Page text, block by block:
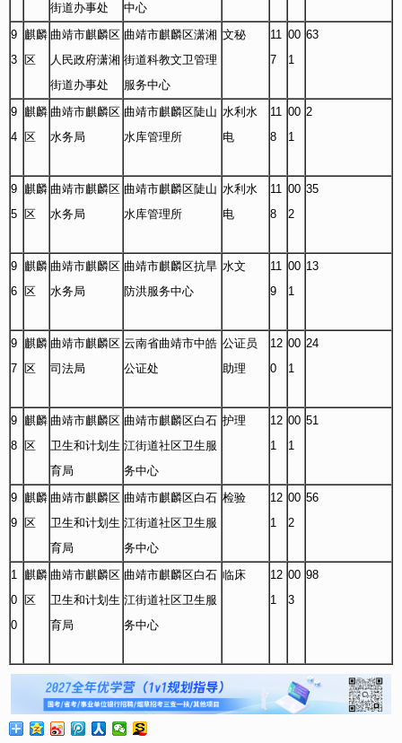
街道办事处
中心
9
3
麒麟
区
曲靖市麒麟区
人民政府潇湘
街道办事处
曲靖市麒麟区潇湘
街道科教文卫管理
服务中心
文秘
11
7
00
1
63
9
4
麒麟
区
曲靖市麒麟区
水务局
曲靖市麒麟区陡山
水库管理所
水利水
电
11
8
00
1
2
9
5
麒麟
区
曲靖市麒麟区
水务局
曲靖市麒麟区陡山
水库管理所
水利水
电
11
8
00
2
35
9
6
麒麟
区
曲靖市麒麟区
水务局
曲靖市麒麟区抗旱
防洪服务中心
水文
11
9
00
1
13
9
7
麒麟
区
曲靖市麒麟区
司法局
云南省曲靖市中皓
公证处
公证员
助理
12
0
00
1
24
9
8
麒麟
区
曲靖市麒麟区
卫生和计划生
育局
曲靖市麒麟区白石
江街道社区卫生服
务中心
护理
12
1
00
1
51
9
9
麒麟
区
曲靖市麒麟区
卫生和计划生
育局
曲靖市麒麟区白石
江街道社区卫生服
务中心
检验
12
1
00
2
56
1
0
0
麒麟
区
曲靖市麒麟区
卫生和计划生
育局
曲靖市麒麟区白石
江街道社区卫生服
务中心
临床
12
1
00
3
98